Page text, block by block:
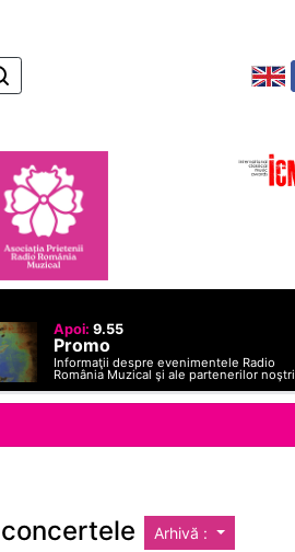
Apoi: 9.55
Promo
Informaţii despre evenimentele Radio
România Muzical şi ale partenerilor noştri
Arhivă :